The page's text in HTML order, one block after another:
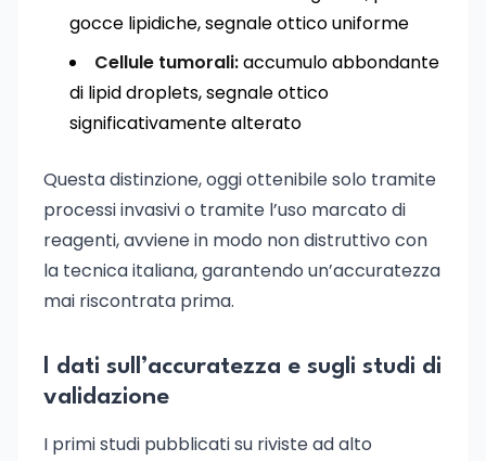
gocce lipidiche, segnale ottico uniforme
Cellule tumorali:accumulo abbondante
di lipid droplets, segnale ottico
significativamente alterato
Questa distinzione, oggi ottenibile solo tramite
processi invasivi o tramite l’uso marcato di
reagenti, avviene in modo non distruttivo con
la tecnica italiana, garantendo un’accuratezza
mai riscontrata prima.
I dati sull’accuratezza e sugli studi di
validazione
I primi studi pubblicati su riviste ad alto